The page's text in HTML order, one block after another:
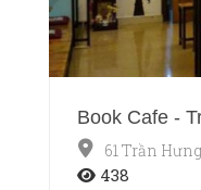
Book Cafe -
61 Trần
438